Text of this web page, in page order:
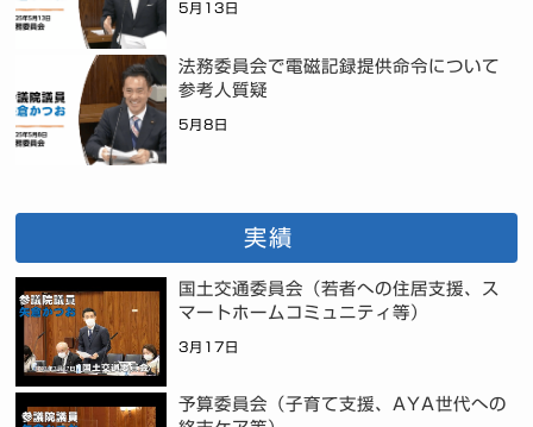
5月13日
法務委員会で電磁記録提供命令について
参考人質疑
5月8日
実績
国土交通委員会（若者への住居支援、ス
マートホームコミュニティ等）
3月17日
予算委員会（子育て支援、AYA世代への